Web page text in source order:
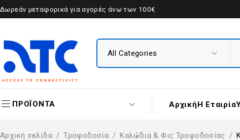
Δωρεάν μεταφορικά για αγορές άνω των 100€
ΠΡΟΪΟΝΤΑ ΑρχικήΗ Εταιρία
Αρχική σελίδα / Τροφοδοσία / Καλώδια & Φις Τροφοδοσίας /